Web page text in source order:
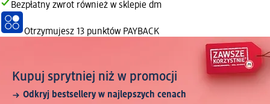
Bezpłatny zwrot również w sklepie dm
Otrzymujesz 13 punktów PAYBACK
Kupuj sprytniej niż w promocji
Odkryj bestsellery w najlepszych cenach